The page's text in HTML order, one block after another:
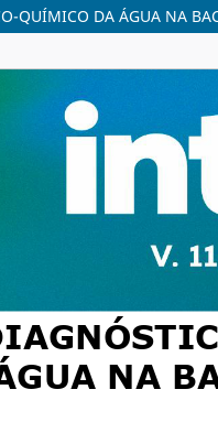
QUÍMICO DA ÁGUA NA